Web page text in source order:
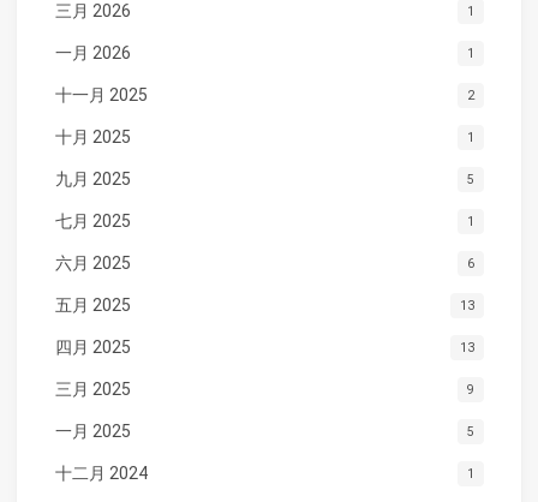
三月 2026 1
一月 2026 1
十一月 2025 2
十月 2025 1
九月 2025 5
七月 2025 1
六月 2025 6
五月 2025 13
四月 2025 13
三月 2025 9
一月 2025 5
十二月 2024 1